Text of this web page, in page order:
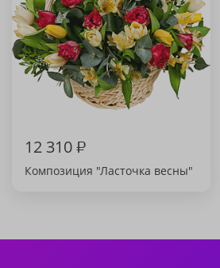
12 310₽
Композиция "Ласточка весны"